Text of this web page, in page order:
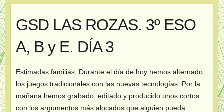
GSD LAS ROZAS. 3º ESO
A, B y E. DÍA 3
Estimadas familias, Durante el día de hoy hemos alternado
los juegos tradicionales con las nuevas tecnologías. Por la
mañana hemos grabado, editado y producido unos cortos
con los argumentos más alocados que alguien pueda